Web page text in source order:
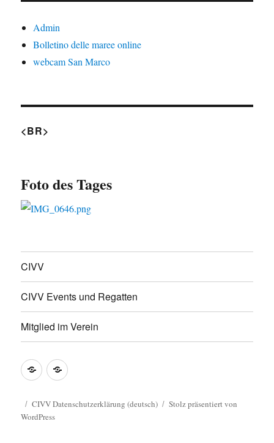
Admin
Bolletino delle maree online
webcam San Marco
<BR>
Foto des Tages
CIVV
CIVV Events und Regatten
Mitglied im Verein
CIVV
Datenschutzerklärung
(deutsch)
CIVV
Policy
CIVV Datenschutzerklärung (deutsch)
Stolz präsentiert von
WordPress